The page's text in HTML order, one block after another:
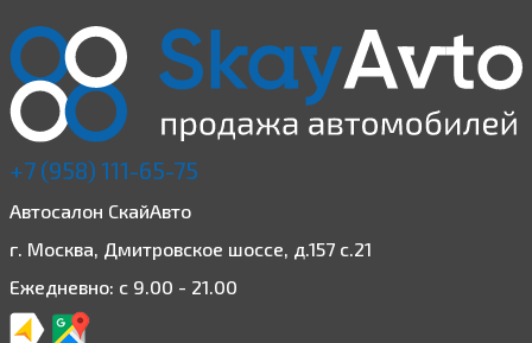
+7 (958) 111-65-75
Автосалон СкайАвто
г. Москва, Дмитровское шоссе, д.157 с.21
Ежедневно: с 9.00 - 21.00